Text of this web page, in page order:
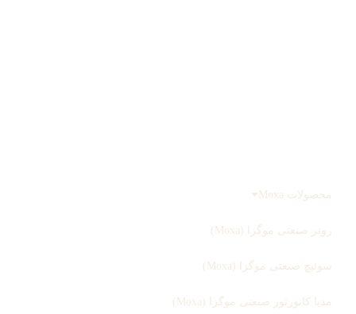
محصولات Moxa
روتر صنعتی موگزا (Moxa)
سوئیچ صنعتی موگزا (Moxa)
مدیا کانورتور صنعتی موگزا (Moxa)